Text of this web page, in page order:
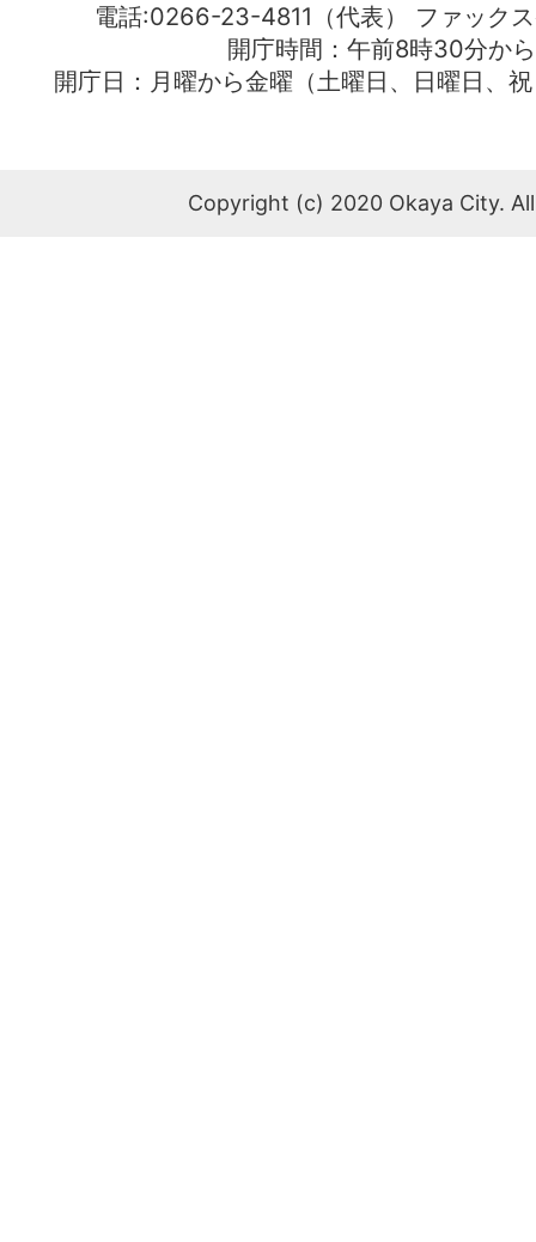
電話:0266-23-4811（代表） ファッ
開庁時間：午前8時30分か
開庁日：月曜から金曜（土曜日、日曜日、
Copyright (c) 2020 Okaya City.